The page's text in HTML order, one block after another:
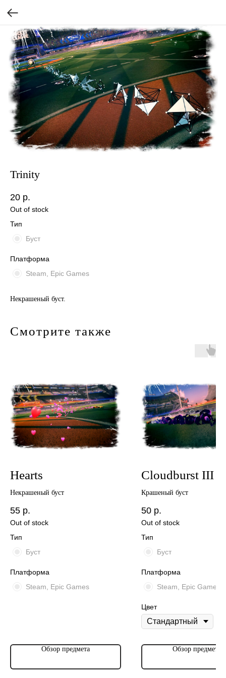
Trinity
20 р.
Out of stock
Тип
Буст
Платформа
Steam, Epic Games
Некрашеный буст.
Смотрите также
Hearts
Некрашеный буст
55 р.
Out of stock
Тип
Буст
Платформа
Steam, Epic Games
Обзор предмета
Cloudburst III
Крашеный буст
50 р.
Out of stock
Тип
Буст
Платформа
Steam, Epic Games
Цвет
Обзор предмета